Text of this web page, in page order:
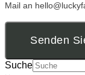
Mail an
Senden
Suche